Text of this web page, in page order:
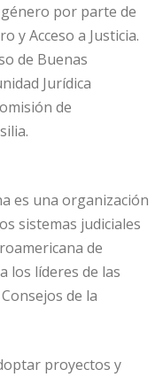
por parte de
y Acceso a Justicia.
de Buenas
Jurídica
de
es una organización
sistemas judiciales
de
los líderes de las
de la
proyectos y